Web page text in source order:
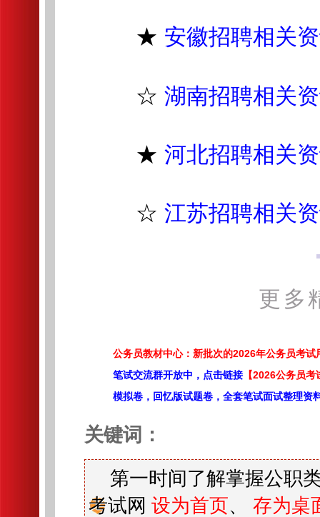
★ 安徽招聘相关
☆ 湖南招聘相关
★ 河北招聘相关
☆ 江苏招聘相关
更多
公务员教材中心：新批次的2026年公务员考试
笔试交流群开放中，点击链接 【2026公务员
模拟卷，回忆版试题卷，全套笔试面试整理资
关键词：
第一时间了解掌握公职
考试网 设为首页、 存为桌